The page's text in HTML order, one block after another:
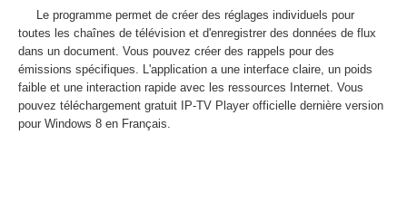
Le programme permet de créer des réglages individuels pour
toutes les chaînes de télévision et d'enregistrer des données de flux
dans un document. Vous pouvez créer des rappels pour des
émissions spécifiques. L'application a une interface claire, un poids
faible et une interaction rapide avec les ressources Internet. Vous
pouvez téléchargement gratuit IP-TV Player officielle dernière version
pour Windows 8 en Français.